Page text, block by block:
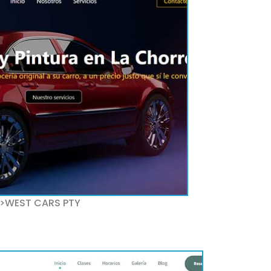
CARS PTY